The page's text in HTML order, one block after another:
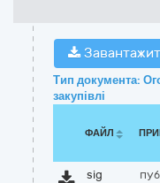
Тип документа:
закупівлі
ФАЙЛ
sig